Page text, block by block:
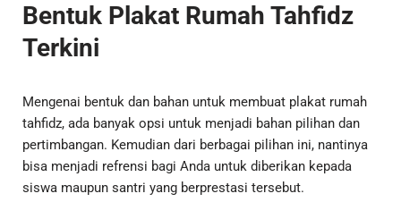
Bentuk Plakat Rumah Tahfidz
Terkini
Mengenai bentuk dan bahan untuk membuat plakat rumah
tahfidz, ada banyak opsi untuk menjadi bahan pilihan dan
pertimbangan. Kemudian dari berbagai pilihan ini, nantinya
bisa menjadi refrensi bagi Anda untuk diberikan kepada
siswa maupun santri yang berprestasi tersebut.